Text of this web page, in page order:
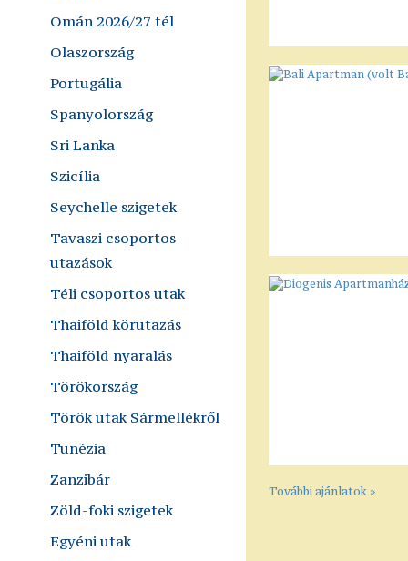
Omán 2026/27 tél
Olaszország
Portugália
Spanyolország
Sri Lanka
Szicília
Seychelle szigetek
Tavaszi csoportos
utazások
Téli csoportos utak
Thaiföld körutazás
Thaiföld nyaralás
Törökország
Török utak Sármellékről
Tunézia
Zanzibár
Zöld-foki szigetek
Egyéni utak
További ajánlatok »